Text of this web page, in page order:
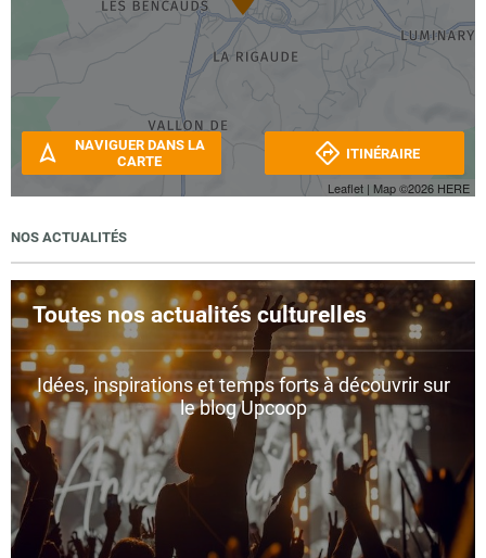
Leaflet | Map ©2026 HERE
NAVIGUER DANS LA
CARTE
ITINÉRAIRE
NOS ACTUALITÉS
Toutes nos actualités culturelles
Idées, inspirations et temps forts à découvrir sur
le blog Upcoop